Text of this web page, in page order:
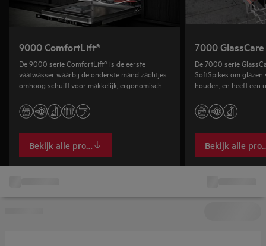
9000 ComfortLift®
De 9000 serie ComfortLift® is de eerste
vaatwasser waarbij de onderste mand zachtjes
omhoog schuift voor makkelijk, ergonomisch
Bekijk alle producten
7000 GlassCare
De 7000 serie
SoftSpikes om
houden, en heeft een
Bekijk alle